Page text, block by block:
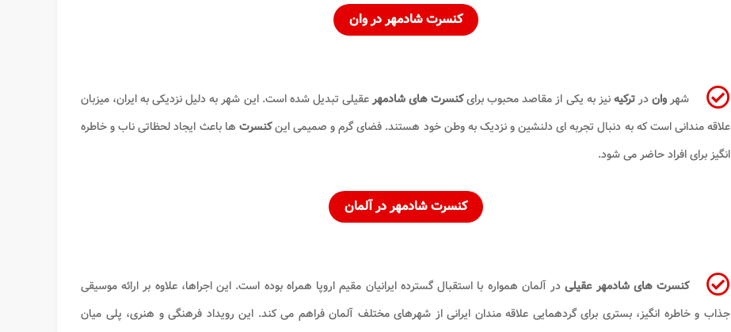
کنسرت شادمهر در وان
شهرواندرترکیهنیز به یکی از مقاصد محبوب برایکنسرت های شادمهرعقیلی تبدیل شده است. این شهر به دلیل نزدیکی به ایران، میزبان
علاقه مندانی است که به دنبال تجربه ای دلنشین و نزدیک به وطن خود هستند. فضای گرم و صمیمی اینکنسرت ها باعث ایجاد لحظاتی ناب و خاطره
انگیز برای افراد حاضر می شود.
کنسرت شادمهر در آلمان
کنسرت های شادمهر عقیلیدر آلمان همواره با استقبال گسترده ایرانیان مقیم اروپا همراه بوده است. این اجراها، علاوه بر ارائه موسیقی
جذاب و خاطره انگیز، بستری برای گردهمایی علاقه مندان ایرانی از شهرهای مختلف آلمان فراهم می کند. این رویداد فرهنگی و هنری، پلی میان